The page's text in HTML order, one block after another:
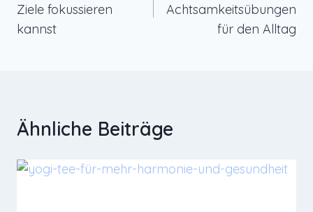
Ziele fokussieren
kannst
Achtsamkeitsübungen
für den Alltag
Ähnliche Beiträge